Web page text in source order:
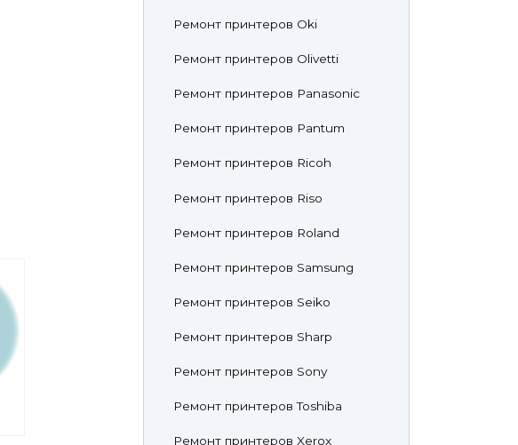
Ремонт принтеров Oki
Ремонт принтеров Olivetti
Ремонт принтеров Panasonic
Ремонт принтеров Pantum
Ремонт принтеров Ricoh
Ремонт принтеров Riso
Ремонт принтеров Roland
Ремонт принтеров Samsung
Ремонт принтеров Seiko
Ремонт принтеров Sharp
Ремонт принтеров Sony
Ремонт принтеров Toshiba
Ремонт принтеров Xerox